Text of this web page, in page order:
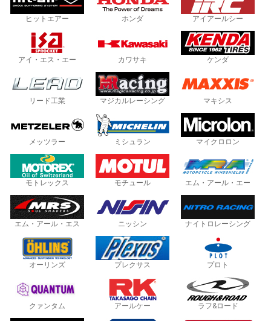
ヒットエアー ホンダ アイアールシー
アイ・エス・エー カワサキ ケンダ
リード工業 マジカルレーシング マキシス
メッツラー ミシュラン マイクロロン
モトレックス モチュール エム・アール・エー
エム・アール・エス ニッシン ナイトロレーシング
オーリンズ プレクサス プロト
クァンタム アールケー ラフ&ロード